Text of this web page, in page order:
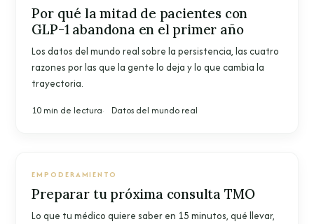
Por qué la mitad de pacientes con
GLP-1 abandona en el primer año
Los datos del mundo real sobre la persistencia, las cuatro
razones por las que la gente lo deja y lo que cambia la
trayectoria.
10 min de lectura Datos del mundo real
EMPODERAMIENTO
Preparar tu próxima consulta TMO
Lo que tu médico quiere saber en 15 minutos, qué llevar,